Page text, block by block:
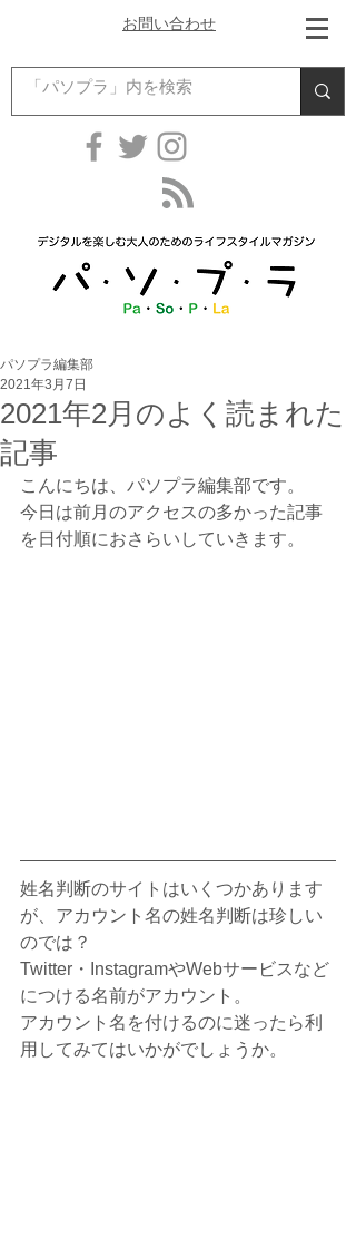
お問い合わせ
2021年2月のよく読まれた
記事
パソプラ編集部
2021年3月7日
こんにちは、パソプラ編集部です。
今日は前月のアクセスの多かった記事
を日付順におさらいしていきます。
姓名判断のサイトはいくつかあります
が、アカウント名の姓名判断は珍しい
のでは？
Twitter・InstagramやWebサービスなど
につける名前がアカウント。
アカウント名を付けるのに迷ったら利
用してみてはいかがでしょうか。